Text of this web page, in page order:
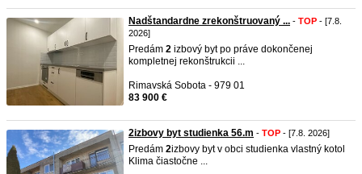
Nadštandardne zrekonštruovaný ... - TOP - [7.8.
2026]
Predám 2 izbový byt po práve dokončenej
kompletnej rekonštrukcii ...
Rimavská Sobota - 979 01
83 900 €
2izbovy byt studienka 56.m - TOP - [7.8. 2026]
Predám 2izbovy byt v obci studienka vlastný kotol
Klima čiastočne ...